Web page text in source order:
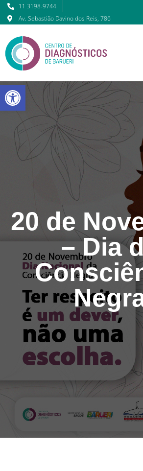
11 3198-9744
Av. Sebastião Davino dos Reis, 786
20 de
– Dia
Barra de